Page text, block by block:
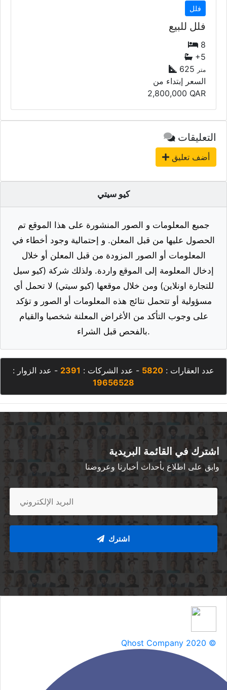
فلل
فلل للبيع
8
+5
625 متر
السعر إبتداء من
2,800,000 QAR
التعليقات
أضف تعليق
كيو سيتي
جميع المعلومات و الصور المنشورة على هذا الموقع تم
الحصول عليها من قبل المعلن. و إحتمالية وجود أخطاء في
المعلومات أو الصور المزودة من قبل المعلن أو خلال
إدخال المعلومة إلى الموقع واردة. ولذلك شركة (كيو سيل
للتجارة اونلاين) ومن خلال موقعها (كيو سيتي) لا تحمل أي
مسؤولية أو تتحمل نتائج هذه المعلومات أو الصور و تؤكد
على وجوب التأكد من الأغراض المعلنة شخصيا والقيام
بالفحص قبل الشراء.
عدد العقارات : 5820 - عدد الشركات : 2391 - عدد الزوار :
19656528
اشترك في القائمة البريدية
وابق على اطلاع بأحداث أخبارنا وعروضنا
اشترك
Qhost Company 2020 ©